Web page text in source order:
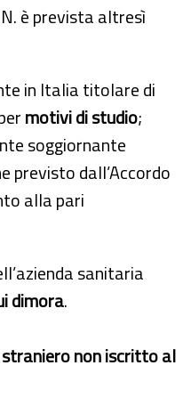
è prevista altresì
in Italia titolare di
motivi di studio;
soggiornante
previsto dall’Accordo
alla pari
sanitaria
dimora.
straniero non iscritto al